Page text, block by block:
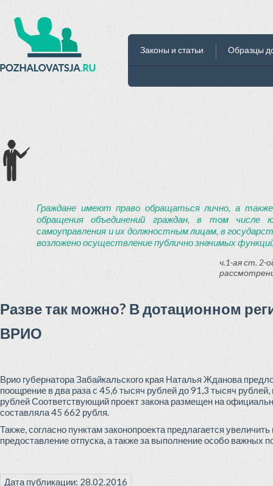
Законы и статьи Образцы
Граждане имеют право обращаться лично, а
обращения объединений граждан, в том числе
самоуправления и их должностным лицам, в
возложено осуществление публично значимых
ч.1-ая ст. 2-
Разве так можно? В дотационном
ВРИО
Врио губернатора Забайкальского края Наталья Жданова
поощрение в два раза с 45,6 тысяч рублей до 91,3 тысяч
рублей Соответствующий проект закона размещен на
составляла 45 662 рубля.
Также, согласно пунктам законопроекта предлагается
предоставление отпуска, а также за выполнение особо важных
Дата публикации: 28.02.2016